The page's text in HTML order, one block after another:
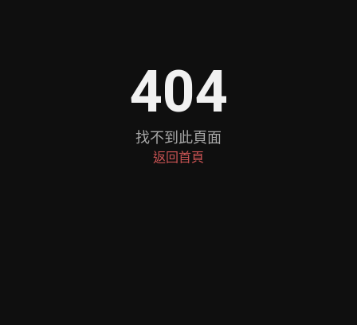
404
找不到此頁面
返回首頁